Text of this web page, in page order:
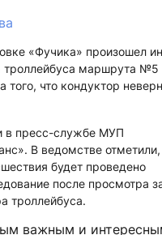
«Фучика» произошел
маршрута №5
того, что кондуктор
в пресс-службе МУП
В ведомстве отметили,
будет проведено
после просмотра
троллейбуса.
важным и